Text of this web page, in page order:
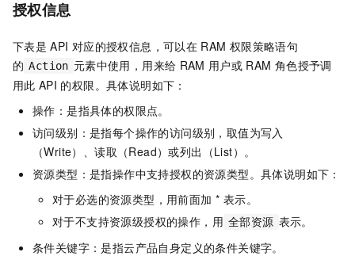
授权信息
下表是 API 对应的授权信息，可以在 RAM 权限策略语句
的 Action 元素中使用，用来给 RAM 用户或 RAM 角色授予调
用此 API 的权限。具体说明如下：
操作：是指具体的权限点。
访问级别：是指每个操作的访问级别，取值为写入
（Write）、读取（Read）或列出（List）。
资源类型：是指操作中支持授权的资源类型。具体说明如下：
对于必选的资源类型，用前面加 * 表示。
对于不支持资源级授权的操作，用 全部资源 表示。
条件关键字：是指云产品自身定义的条件关键字。